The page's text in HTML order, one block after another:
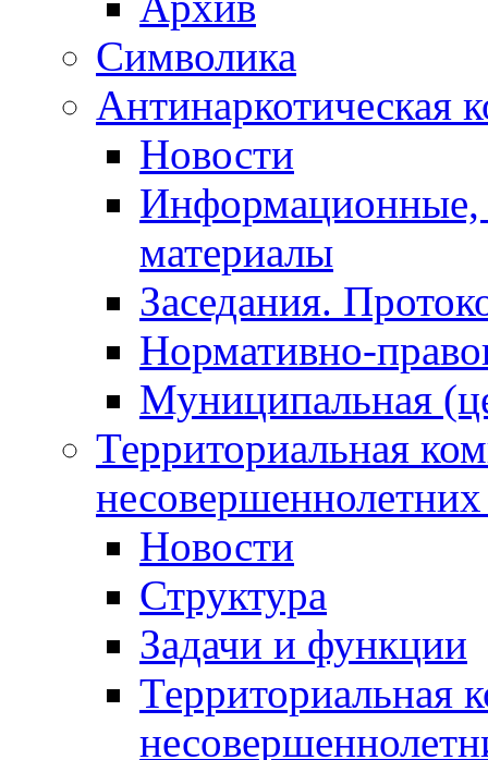
Символика
Антинаркотическая
Новости
Информационные,
материалы
Заседания.
Нормативно-
Муниципальная
Территориальная
Новости
Структура
Задачи и функции
Территориальная